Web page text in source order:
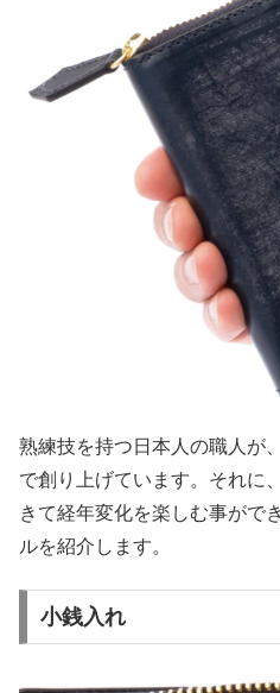
熟練技を持つ日本人の職人が
で創り上げています。それに
きて経年変化を楽しむ事がで
ルを紹介します。
小銭入れ